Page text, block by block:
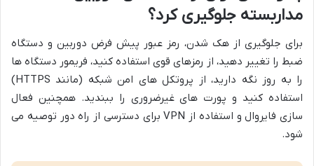
مداربسته جلوگیری کرد؟
برای جلوگیری از هک شدن، رمز عبور پیش فرض دوربین و دستگاه
ضبط را تغییر دهید، از رمزهای قوی استفاده کنید، فریمور دستگاه ها
را به روز نگه دارید، از پروتکل های امن شبکه (مانند HTTPS)
استفاده کنید و پورت های غیرضروری را ببندید. همچنین فعال
سازی فایروال و استفاده از VPN برای دسترسی از راه دور توصیه می
شود.